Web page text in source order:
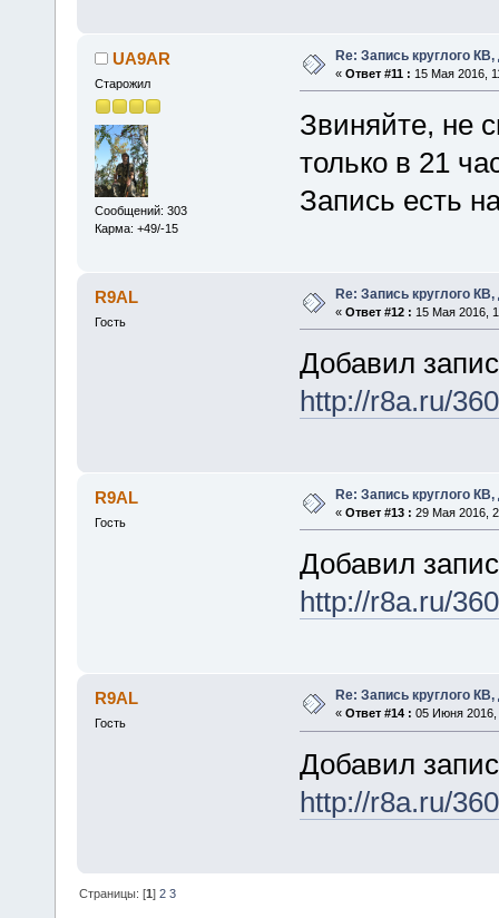
UA9AR
Старожил
Сообщений: 303
Карма: +49/-15
Re: Запись круглого
« Ответ #11 : 15 Мая 2016,
Звиняйте, не
только в 21
Запись есть
R9AL
Гость
Re: Запись круглого
« Ответ #12 : 15 Мая 2016,
Добавил
http://r8a.ru/
R9AL
Гость
Re: Запись круглого
« Ответ #13 : 29 Мая 2016,
Добавил
http://r8a.ru/
R9AL
Гость
Re: Запись круглого
« Ответ #14 : 05 Июня 2016,
Добавил
http://r8a.ru/
Страницы: [1]2 3